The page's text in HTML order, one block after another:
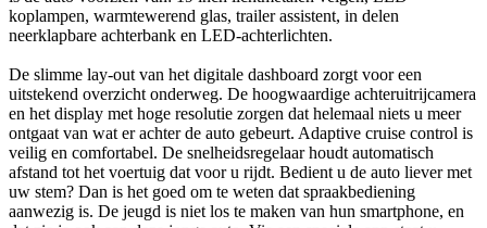
koplampen, warmtewerend glas, trailer assistent, in delen
neerklapbare achterbank en LED-achterlichten.
De slimme lay-out van het digitale dashboard zorgt voor een
uitstekend overzicht onderweg. De hoogwaardige achteruitrijcamera
en het display met hoge resolutie zorgen dat helemaal niets u meer
ontgaat van wat er achter de auto gebeurt. Adaptive cruise control is
veilig en comfortabel. De snelheidsregelaar houdt automatisch
afstand tot het voertuig dat voor u rijdt. Bedient u de auto liever met
uw stem? Dan is het goed om te weten dat spraakbediening
aanwezig is. De jeugd is niet los te maken van hun smartphone, en